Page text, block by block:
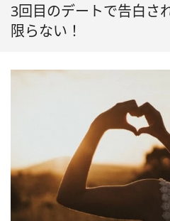
3回目のデートで告白さ
限らない！